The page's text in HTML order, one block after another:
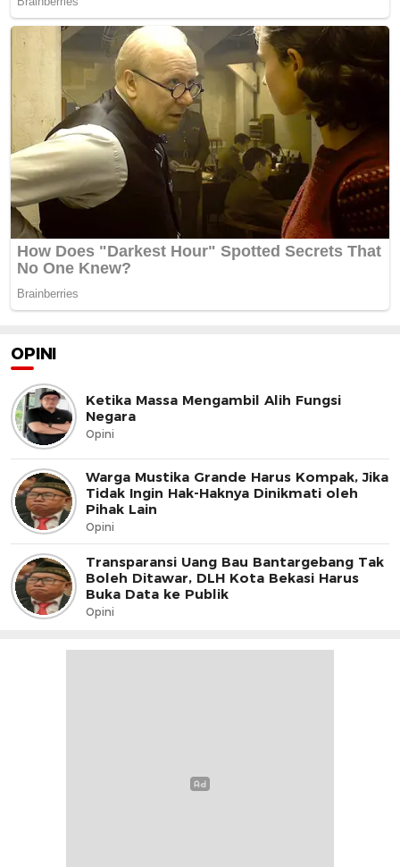
OPINI
Ketika Massa Mengambil Alih Fungsi
Negara
Opini
Warga Mustika Grande Harus Kompak, Jika
Tidak Ingin Hak-Haknya Dinikmati oleh
Pihak Lain
Opini
Transparansi Uang Bau Bantargebang Tak
Boleh Ditawar, DLH Kota Bekasi Harus
Buka Data ke Publik
Opini